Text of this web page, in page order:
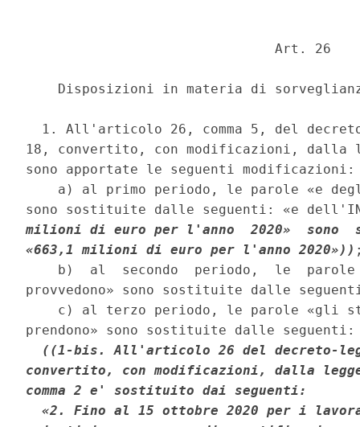
                               Art. 26
Disposizioni in materia di
1. All'articolo 26, comma 5, del
18, convertito, con modificazioni, dalla
sono apportate le seguenti
a) al primo periodo, le parole «e
sono sostituite dalle seguenti: «e
milioni di euro per l'anno  2020»
«663,1 milioni di euro per l'anno 2020»))
b)  al  secondo  periodo,  le
provvedono» sono sostituite dalle
c) al terzo periodo, le parole «gli
prendono» sono sostituite dalle
((1-bis. All'articolo 26 del decreto-
convertito, con modificazioni, dalla
comma 2 e' sostituito dai seguenti:
«2. Fino al 15 ottobre 2020 per i